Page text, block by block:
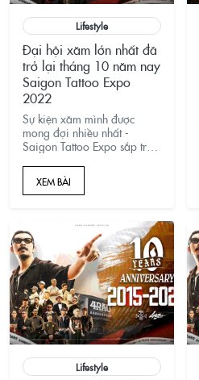
Lifestyle
Đại hội xăm lớn nhất đã
trở lại tháng 10 năm nay
Saigon Tattoo Expo
2022
Sự kiện xăm mình được
mong đợi nhiều nhất -
Saigon Tattoo Expo sắp trở
tổ chức tại Sài Gòn lớn nhất
Tháng 10 năm nay.
XEM BÀI
Lifestyle